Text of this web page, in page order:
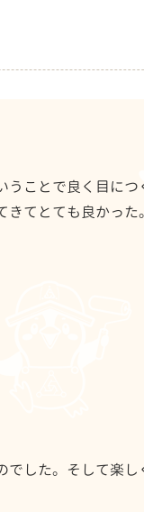
うことで良く目に
てとても良かった
した。そして楽し